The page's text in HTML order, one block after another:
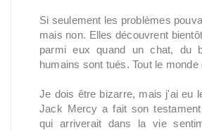
Si seulement les problèmes
mais non. Elles découvrent
parmi eux quand un chat, du
humains sont tués. Tout le monde
Je dois être bizarre, mais j'ai eu
Jack Mercy a fait son
qui arriverait dans la vie